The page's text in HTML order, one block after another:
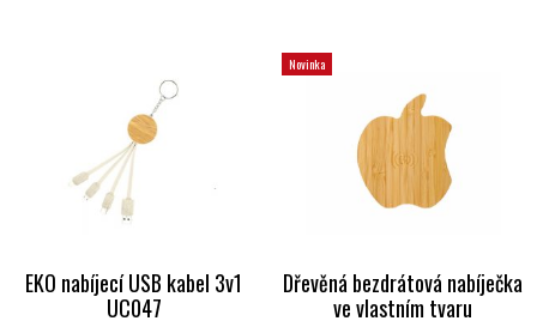
EKO nabíjecí USB kabel 3v1
UC047
Novinka
Dřevěná bezdrátová nabíječka
ve vlastním tvaru